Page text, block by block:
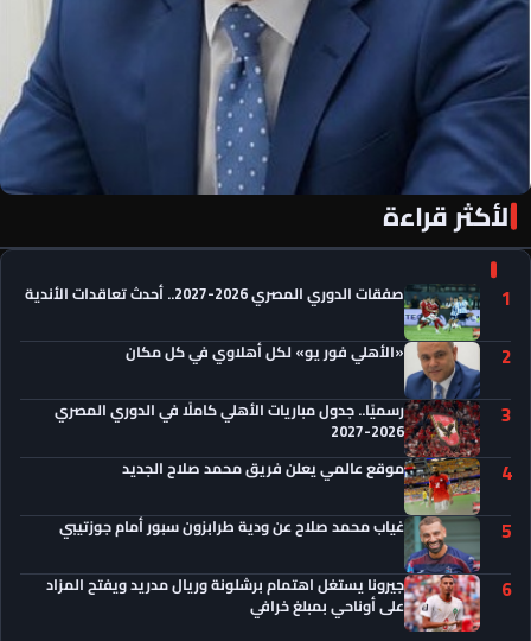
«الأهلي فور يو» لكل أهلاوي في كل مكان
الأكثر قراءة
1 صفقات الدوري المصري 2026-2027.. أحدث تعاقدات الأندية
2 «الأهلي فور يو» لكل أهلاوي في كل مكان
3 رسميًا.. جدول مباريات الأهلي كاملًا في الدوري المصري
2026-2027
4 موقع عالمي يعلن فريق محمد صلاح الجديد
5 غياب محمد صلاح عن ودية طرابزون سبور أمام جوزتيبي
6 جيرونا يستغل اهتمام برشلونة وريال مدريد ويفتح المزاد
على أوناحي بمبلغ خرافي